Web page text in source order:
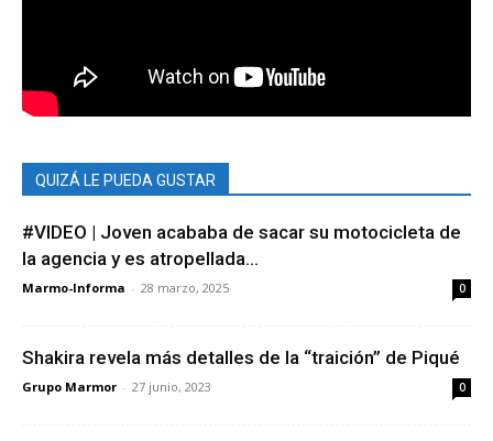
QUIZÁ LE PUEDA GUSTAR
#VIDEO | Joven acababa de sacar su motocicleta de
la agencia y es atropellada...
Marmo-Informa - 28 marzo, 2025 0
Shakira revela más detalles de la “traición” de Piqué
Grupo Marmor - 27 junio, 2023 0